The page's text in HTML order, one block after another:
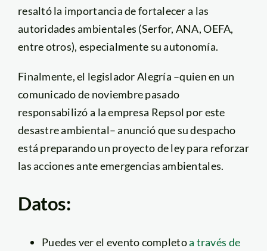
resaltó la importancia de fortalecer a las
autoridades ambientales (Serfor, ANA, OEFA,
entre otros), especialmente su autonomía.
Finalmente, el legislador Alegría –quien en un
comunicado de noviembre pasado
responsabilizó a la empresa Repsol por este
desastre ambiental– anunció que su despacho
está preparando un proyecto de ley para reforzar
las acciones ante emergencias ambientales.
Datos:
Puedes ver el evento completoa través de